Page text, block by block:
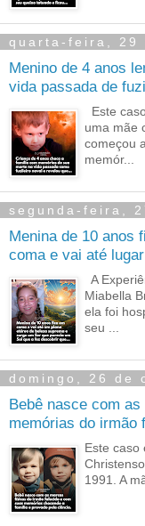
quarta-feira, 29
Menino de 4 anos
vida passada de
Este
uma mãe
começou
memór...
segunda-feira,
Menina de 10 anos
coma e vai até
A
Miabella
ela foi
seu ...
domingo, 26 de
Bebê nasce com
memórias do irmão
Este caso
1991. A